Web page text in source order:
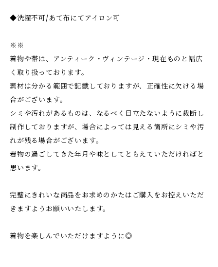
◆洗濯不可/あて布にてアイロン可
※※
着物や帯は、アンティーク・ヴィンテージ・現在ものと幅広
く取り扱っております。
素材は分かる範囲で記載しておりますが、正確性に欠ける場
合がございます。
シミや汚れがあるものは、なるべく目立たないように裁断し
制作しておりますが、場合によっては見える箇所にシミや汚
れが残る場合がございます。
着物の過ごしてきた年月や味としてとらえていただければと
思います。
完璧にきれいな商品をお求めのかたはご購入をお控えいただ
きますようお願いいたします。
着物を楽しんでいただけますように◎